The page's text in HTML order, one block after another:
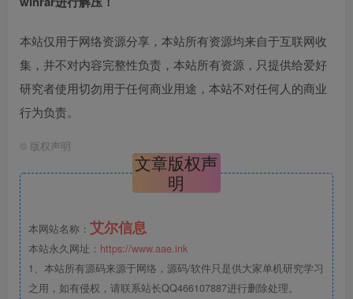
本站仅用于网络资源分享，本站所有资源均来自于互联网收
集，并不对内容完整性负责，本站所有资源，只提供给爱好
研究者使用切勿用于任何商业用途，本站不对任何人的商业
行为负责。
© 版权声明
文章版权声
明
本网站名称： 艾尔信息
本站永久网址： https://www.aae.ink
1、本站所有源码来源于网络，源码/软件只是供大家单机研究学习
之用，如有侵权，请联系站长QQ466107887进行删除处理。